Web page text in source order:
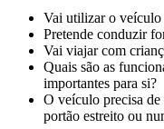
Vai utilizar o veículo
Pretende conduzir
Vai viajar com
Quais são as
importantes para si?
O veículo precisa de
portão estreito ou